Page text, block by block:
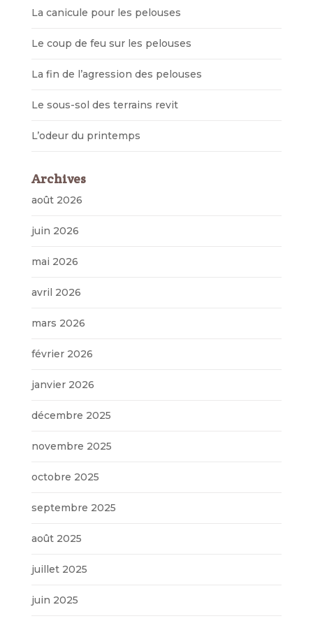
La canicule pour les pelouses
Le coup de feu sur les pelouses
La fin de l’agression des pelouses
Le sous-sol des terrains revit
L’odeur du printemps
Archives
août 2026
juin 2026
mai 2026
avril 2026
mars 2026
février 2026
janvier 2026
décembre 2025
novembre 2025
octobre 2025
septembre 2025
août 2025
juillet 2025
juin 2025